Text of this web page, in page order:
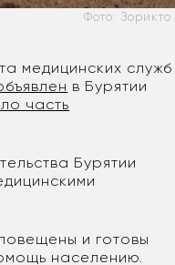
Фото:
медицинских служб
в Бурятии
часть
Бурятии
и готовы
населению.